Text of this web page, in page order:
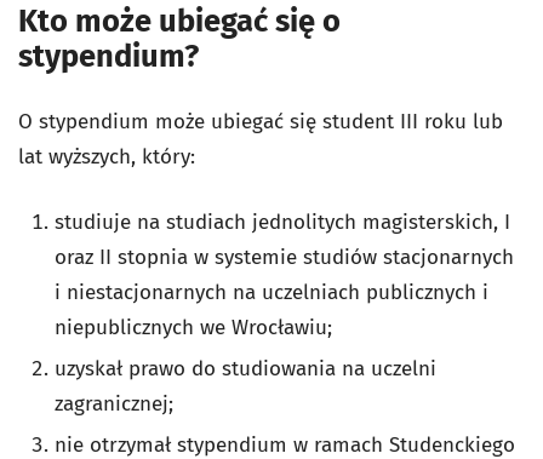
Kto może ubiegać się o
stypendium?
O stypendium może ubiegać się student III roku lub
lat wyższych, który:
studiuje na studiach jednolitych magisterskich, I
oraz II stopnia w systemie studiów stacjonarnych
i niestacjonarnych na uczelniach publicznych i
niepublicznych we Wrocławiu;
uzyskał prawo do studiowania na uczelni
zagranicznej;
nie otrzymał stypendium w ramach Studenckiego